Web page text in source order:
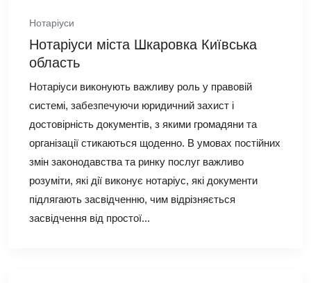
Нотаріуси
Нотаріуси міста Шкаровка Київська
область
Нотаріуси виконують важливу роль у правовій
системі, забезпечуючи юридичний захист і
достовірність документів, з якими громадяни та
організації стикаються щоденно. В умовах постійних
змін законодавства та ринку послуг важливо
розуміти, які дії виконує нотаріус, які документи
підлягають засвідченню, чим відрізняється
засвідчення від простої...